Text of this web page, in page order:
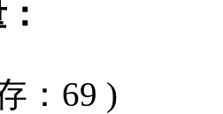
： 69 )